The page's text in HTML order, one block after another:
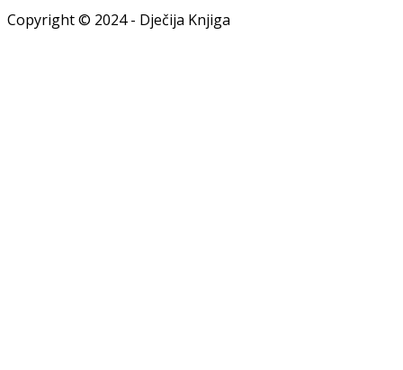
Copyright © 2024 - Dječija Knjiga